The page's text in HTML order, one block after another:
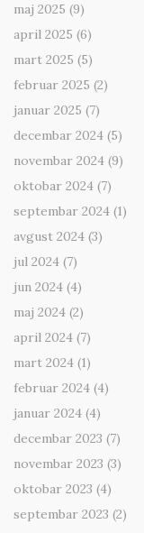
maj 2025 (9)
april 2025 (6)
mart 2025 (5)
februar 2025 (2)
januar 2025 (7)
decembar 2024 (5)
novembar 2024 (9)
oktobar 2024 (7)
septembar 2024 (1)
avgust 2024 (3)
jul 2024 (7)
jun 2024 (4)
maj 2024 (2)
april 2024 (7)
mart 2024 (1)
februar 2024 (4)
januar 2024 (4)
decembar 2023 (7)
novembar 2023 (3)
oktobar 2023 (4)
septembar 2023 (2)